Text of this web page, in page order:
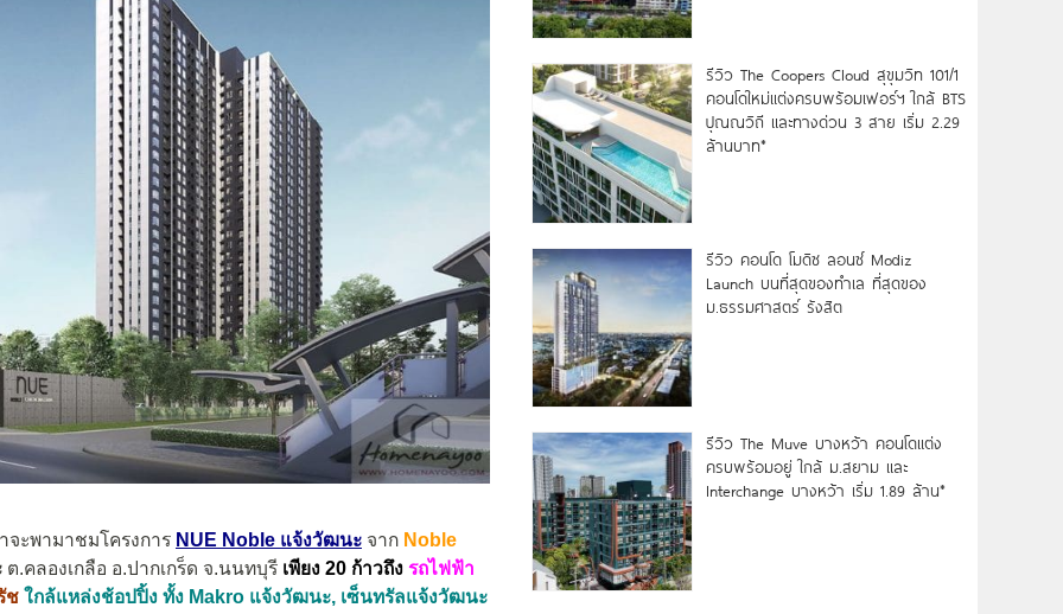
จะพามาชมโครงการ NUE Noble แจ้งวัฒนะ จาก Noble
ต.คลองเกลือ อ.ปากเกร็ด จ.นนทบุรี เพียง 20 ก้าวถึง รถไฟฟ้า
ช ใกล้แหล่งช้อปปิ้ง ทั้ง Makro แจ้งวัฒนะ, เซ็นทรัลแจ้งวัฒนะ
รีวิว The Coopers Cloud สุขุมวิท 101/1
คอนโดใหม่แต่งครบพร้อมเฟอร์ฯ ใกล้ BTS
ปุณณวิถี และทางด่วน 3 สาย เริ่ม 2.29
ล้านบาท*
รีวิว คอนโด โมดิซ ลอนซ์ Modiz
Launch บนที่สุดของทำเล ที่สุดของ
ม.ธรรมศาสตร์ รังสิต
รีวิว The Muve บางหว้า คอนโดแต่ง
ครบพร้อมอยู่ ใกล้ ม.สยาม และ
Interchange บางหว้า เริ่ม 1.89 ล้าน*